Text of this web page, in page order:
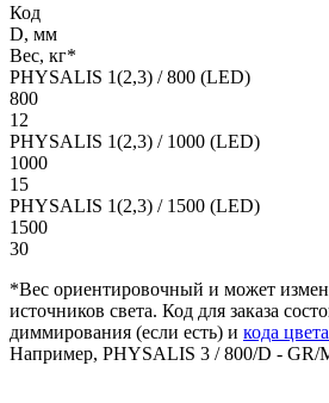
Код
D, мм
Вес, кг*
PHYSALIS 1(2,3) / 800 (LED)
800
12
PHYSALIS 1(2,3) / 1000 (LED)
1000
15
PHYSALIS 1(2,3) / 1500 (LED)
1500
30
*Вес ориентировочный и может
источников света. Код для заказа
диммирования (если есть) и кода
Например, PHYSALIS 3 / 800/D - GR/